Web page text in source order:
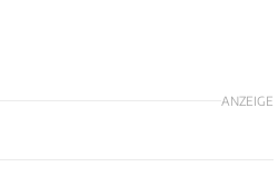
ANZEIGE